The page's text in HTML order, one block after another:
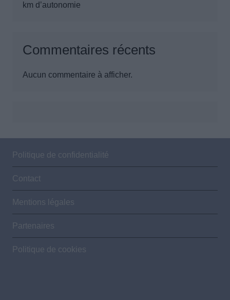
km d’autonomie
Commentaires récents
Aucun commentaire à afficher.
Politique de confidentialité
Contact
Mentions légales
Partenaires
Politique de cookies